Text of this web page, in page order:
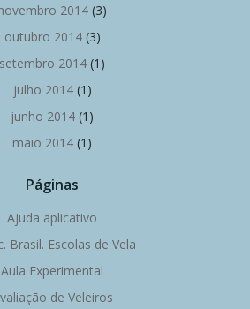
2014 (3)
outubro 2014(3)
setembro 2014 (1)
julho 2014(1)
junho 2014 (1)
maio 2014 (1)
Páginas
Ajuda aplicativo
Brasil. Escolas de Vela
Aula Experimental
de Veleiros